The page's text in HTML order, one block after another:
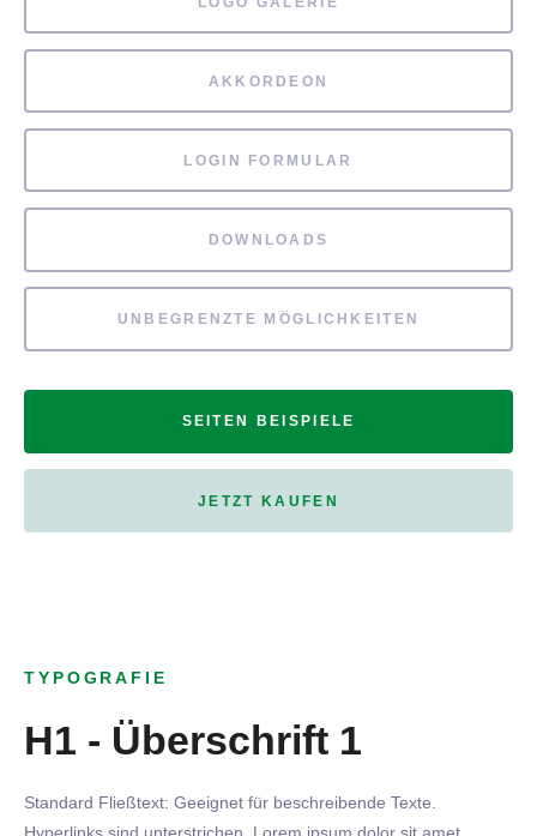
AKKORDEON
LOGIN FORMULAR
DOWNLOADS
UNBEGRENZTE MÖGLICHKEITEN
SEITEN BEISPIELE
JETZT KAUFEN
TYPOGRAFIE
H1 - Überschrift 1
Standard Fließtext: Geeignet für beschreibende Texte.